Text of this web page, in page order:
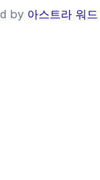
by 아스트라 워드